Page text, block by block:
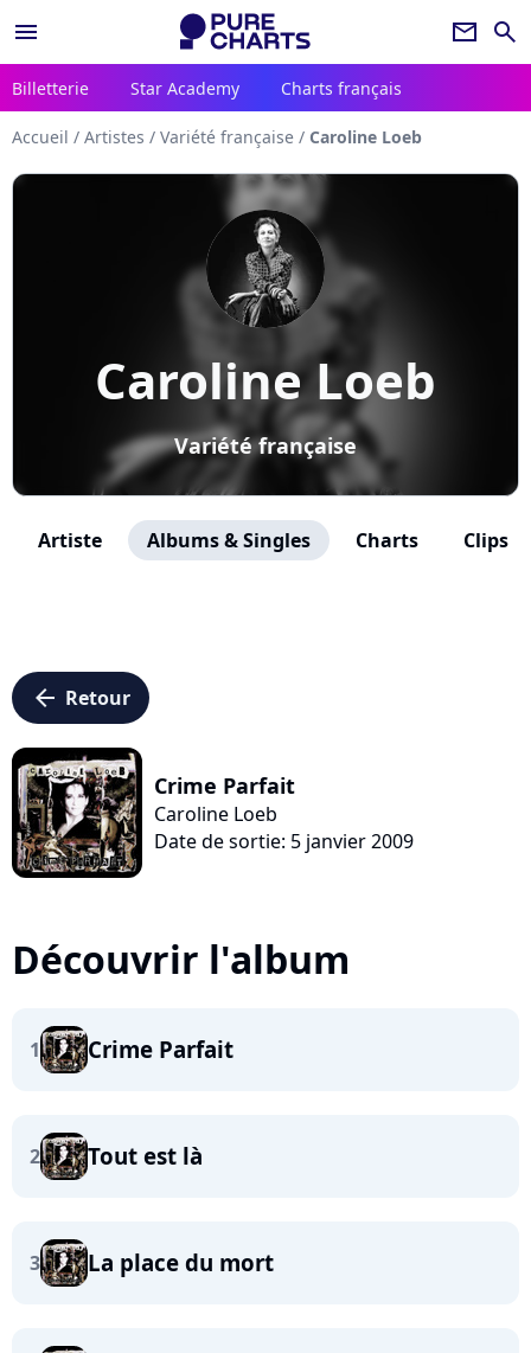
menu newsletter search
Billetterie Star Academy Charts français
Accueil / Artistes / Variété française / Caroline Loeb
Caroline Loeb
Variété française
Artiste Albums & Singles Charts Clips
arrow_left Retour
Crime Parfait
Caroline Loeb
Date de sortie: 5 janvier 2009
Découvrir l'album
1 Crime Parfait
2 Tout est là
3 La place du mort